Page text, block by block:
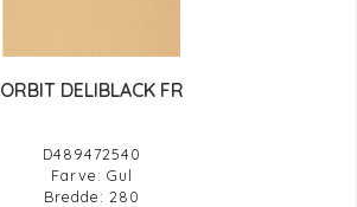
ORBIT DELIBLACK FR
D489472540
Farve: Gul
Bredde: 280